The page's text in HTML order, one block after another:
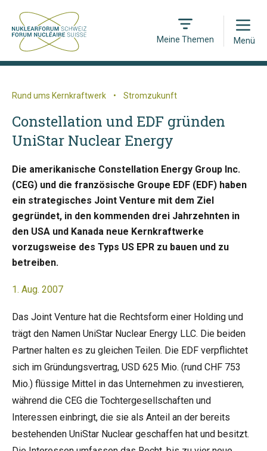
Meine Themen
Open
Menü
Rund ums Kernkraftwerk • Stromzukunft
Constellation und EDF gründen
UniStar Nuclear Energy
Die amerikanische Constellation Energy Group Inc.
(CEG) und die französische Groupe EDF (EDF) haben
ein strategisches Joint Venture mit dem Ziel
gegründet, in den kommenden drei Jahrzehnten in
den USA und Kanada neue Kernkraftwerke
vorzugsweise des Typs US EPR zu bauen und zu
betreiben.
1. Aug. 2007
Das Joint Venture hat die Rechtsform einer Holding und
trägt den Namen UniStar Nuclear Energy LLC. Die beiden
Partner halten es zu gleichen Teilen. Die EDF verpflichtet
sich im Gründungsvertrag, USD 625 Mio. (rund CHF 753
Mio.) flüssige Mittel in das Unternehmen zu investieren,
während die CEG die Tochtergesellschaften und
Interessen einbringt, die sie als Anteil an der bereits
bestehenden UniStar Nuclear geschaffen hat und besitzt.